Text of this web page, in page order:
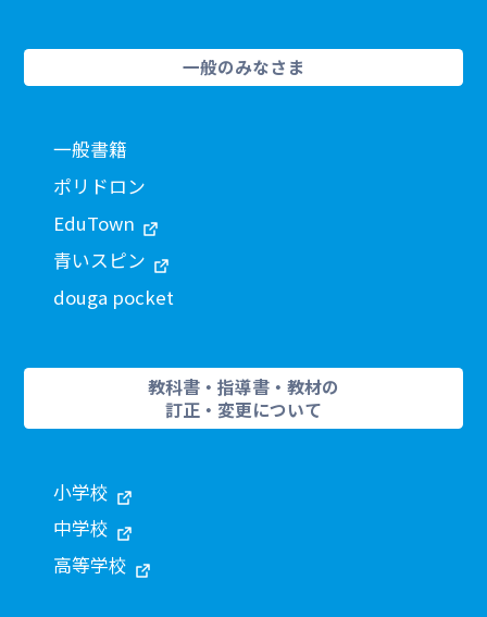
一般のみなさま
一般書籍
ポリドロン
EduTown
青いスピン
douga pocket
教科書・指導書・教材の
訂正・変更について
小学校
中学校
高等学校